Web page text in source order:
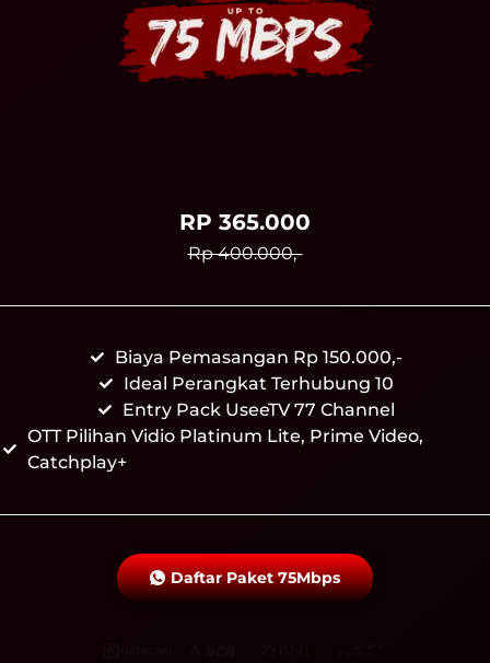
RP 365.000
Rp 400.000,-
Biaya Pemasangan Rp 150.000,-
Ideal Perangkat Terhubung 10
Entry Pack UseeTV 77 Channel
OTT Pilihan Vidio Platinum Lite, Prime Video,
Catchplay+
Daftar Paket 75Mbps